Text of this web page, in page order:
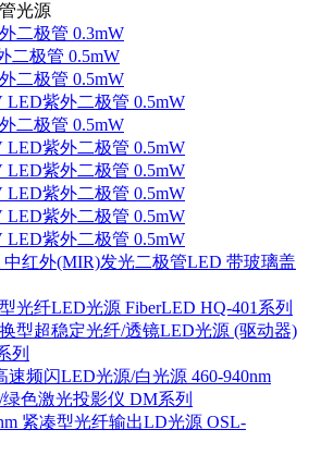
光源
二极管 0.3mW
二极管 0.5mW
二极管 0.5mW
LED紫外二极管 0.5mW
二极管 0.5mW
LED紫外二极管 0.5mW
LED紫外二极管 0.5mW
LED紫外二极管 0.5mW
LED紫外二极管 0.5mW
LED紫外二极管 0.5mW
中红外(MIR)发光二极管LED 带玻璃盖
光纤LED光源 FiberLED HQ-401系列
型超稳定光纤/透镜LED光源 (驱动器)
列
速频闪LED光源/白光源 460-940nm
色激光投影仪 DM系列
紧凑型光纤输出LD光源 OSL-